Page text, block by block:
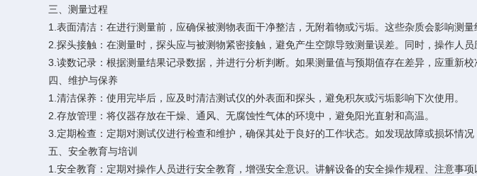
三、测量过程
1.表面清洁：在进行测量前，应确保被测物表面干净整洁，无附着物或污垢。这些杂质会影响测量
2.探头接触：在测量时，探头应与被测物紧密接触，避免产生空隙导致测量误差。同时，操作人员
3.读数记录：根据测量结果记录数据，并进行分析判断。如果测量值与预期值存在差异，应重新校
四、维护与保养
1.清洁保养：使用完毕后，应及时清洁测试仪的外表面和探头，避免积灰或污垢影响下次使用。
2.存放管理：将仪器存放在干燥、通风、无腐蚀性气体的环境中，避免阳光直射和高温。
3.定期检查：定期对测试仪进行检查和维护，确保其处于良好的工作状态。如发现故障或损坏情况
五、安全教育与培训
1.安全教育：定期对操作人员进行安全教育，增强安全意识。讲解设备的安全操作规程、注意事项